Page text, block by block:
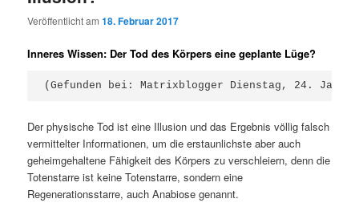
Veröffentlicht am18. Februar 2017
Inneres Wissen: Der Tod des Körpers eine geplante Lüge?
(Gefunden bei: Matrixblogger Dienstag, 24.
Der physische Tod ist eine Illusion und das Ergebnis völlig falsch
vermittelter Informationen, um die erstaunlichste aber auch
geheimgehaltene Fähigkeit des Körpers zu verschleiern, denn die
Totenstarre ist keine Totenstarre, sondern eine
Regenerationsstarre, auch Anabiose genannt.